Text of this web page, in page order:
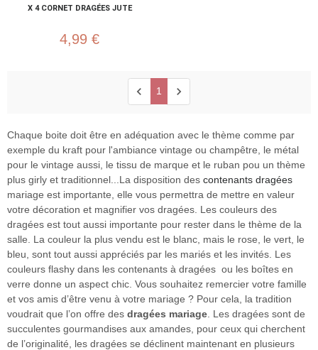
X 4 CORNET DRAGÉES JUTE
4,99 €
chevron_left 1 chevron_right
Chaque boite doit être en adéquation avec le thème comme par
exemple du kraft pour l'ambiance vintage ou champêtre, le métal
pour le vintage aussi, le tissu de marque et le ruban pou un thème
plus girly et traditionnel...La disposition des contenants dragées
mariage est importante, elle vous permettra de mettre en valeur
votre décoration et magnifier vos dragées. Les couleurs des
dragées est tout aussi importante pour rester dans le thème de la
salle. La couleur la plus vendu est le blanc, mais le rose, le vert, le
bleu, sont tout aussi appréciés par les mariés et les invités. Les
couleurs flashy dans les contenants à dragées ou les boîtes en
verre donne un aspect chic. Vous souhaitez remercier votre famille
et vos amis d’être venu à votre mariage ? Pour cela, la tradition
voudrait que l’on offre des dragées mariage . Les dragées sont de
succulentes gourmandises aux amandes, pour ceux qui cherchent
de l’originalité, les dragées se déclinent maintenant en plusieurs